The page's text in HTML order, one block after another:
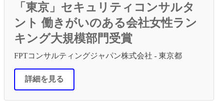
「東京」セキュリティコンサルタ
ント 働きがいのある会社女性ラン
キング大規模部門受賞
FPTコンサルティングジャパン株式会社 - 東京都
詳細を見る